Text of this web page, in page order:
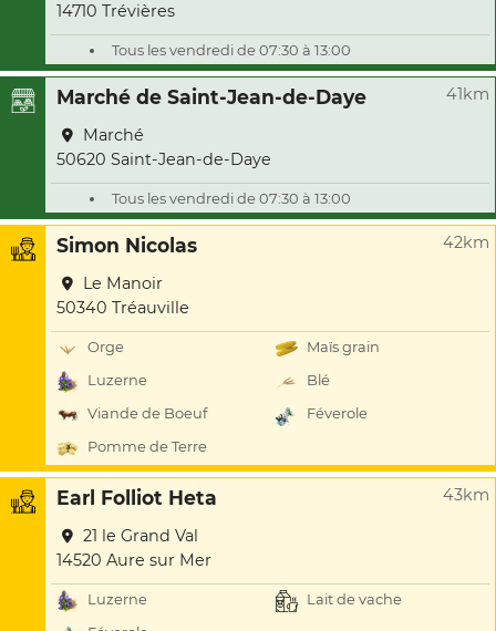
14710 Trévières
Tous les vendredi de 07:30 à 13:00
Marché de Saint-Jean-de-Daye 41km
Marché
50620 Saint-Jean-de-Daye
Tous les vendredi de 07:30 à 13:00
Simon Nicolas 42km
Le Manoir
50340 Tréauville
Orge
Maïs grain
Luzerne
Blé
Viande de Boeuf
Féverole
Pomme de Terre
Earl Folliot Heta 43km
21 le Grand Val
14520 Aure sur Mer
Luzerne
Lait de vache